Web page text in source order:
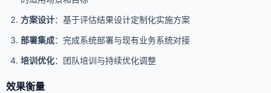
方案设计：基于评估结果设计定制化实施方案
部署集成：完成系统部署与现有业务系统对接
培训优化：团队培训与持续优化调整
效果衡量